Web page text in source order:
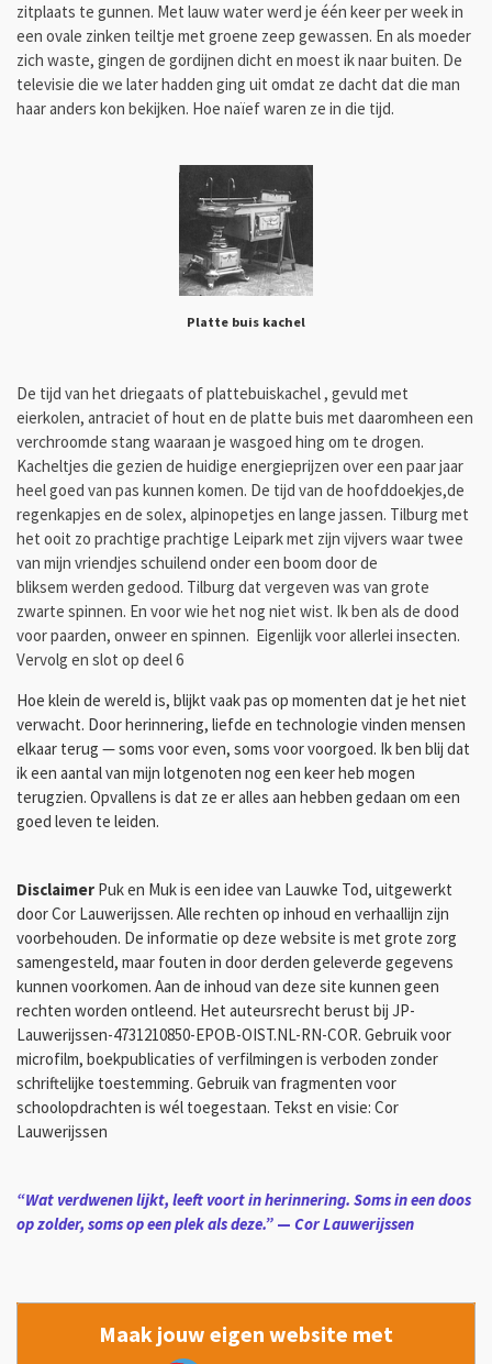
zitplaats te gunnen. Met lauw water werd je één keer per week in
een ovale zinken teiltje met groene zeep gewassen. En als moeder
zich waste, gingen de gordijnen dicht en moest ik naar buiten. De
televisie die we later hadden ging uit omdat ze dacht dat die man
haar anders kon bekijken. Hoe naïef waren ze in die tijd.
Platte buis kachel
De tijd van het driegaats of plattebuiskachel , gevuld met
eierkolen, antraciet of hout en de platte buis met daaromheen een
verchroomde stang waaraan je wasgoed hing om te drogen.
Kacheltjes die gezien de huidige energieprijzen over een paar jaar
heel goed van pas kunnen komen. De tijd van de hoofddoekjes,de
regenkapjes en de solex, alpinopetjes en lange jassen. Tilburg met
het ooit zo prachtige prachtige Leipark met zijn vijvers waar twee
van mijn vriendjes schuilend onder een boom door de
bliksem werden gedood. Tilburg dat vergeven was van grote
zwarte spinnen. En voor wie het nog niet wist. Ik ben als de dood
voor paarden, onweer en spinnen. Eigenlijk voor allerlei insecten.
Vervolg en slot op deel 6
Hoe klein de wereld is, blijkt vaak pas op momenten dat je het niet
verwacht. Door herinnering, liefde en technologie vinden mensen
elkaar terug — soms voor even, soms voor voorgoed. Ik ben blij dat
ik een aantal van mijn lotgenoten nog een keer heb mogen
terugzien. Opvallens is dat ze er alles aan hebben gedaan om een
goed leven te leiden.
Disclaimer Puk en Muk is een idee van Lauwke Tod, uitgewerkt
door Cor Lauwerijssen. Alle rechten op inhoud en verhaallijn zijn
voorbehouden. De informatie op deze website is met grote zorg
samengesteld, maar fouten in door derden geleverde gegevens
kunnen voorkomen. Aan de inhoud van deze site kunnen geen
rechten worden ontleend. Het auteursrecht berust bij JP-
Lauwerijssen-4731210850-EPOB-OIST.NL-RN-COR. Gebruik voor
microfilm, boekpublicaties of verfilmingen is verboden zonder
schriftelijke toestemming. Gebruik van fragmenten voor
schoolopdrachten is wél toegestaan. Tekst en visie: Cor
Lauwerijssen
“Wat verdwenen lijkt, leeft voort in herinnering. Soms in een doos
op zolder, soms op een plek als deze.” — Cor Lauwerijssen
Maak jouw eigen website met